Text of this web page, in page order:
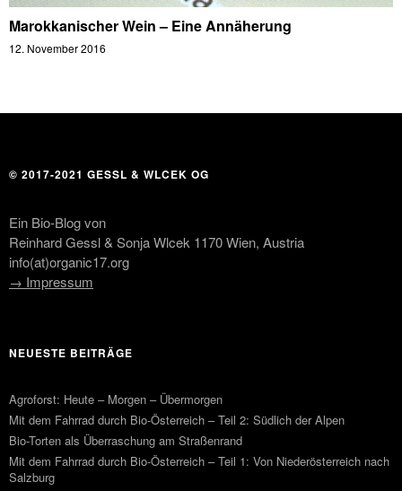
Marokkanischer Wein – Eine Annäherung
12. November 2016
© 2017-2021 GESSL & WLCEK OG
Ein Bio-Blog von
Reinhard Gessl & Sonja Wlcek 1170 Wien, Austria
info(at)organic17.org
→ Impressum
NEUESTE BEITRÄGE
Agroforst: Heute – Morgen – Übermorgen
Mit dem Fahrrad durch Bio-Österreich – Teil 2: Südlich der Alpen
Bio-Torten als Überraschung am Straßenrand
Mit dem Fahrrad durch Bio-Österreich – Teil 1: Von Niederösterreich nach
Salzburg